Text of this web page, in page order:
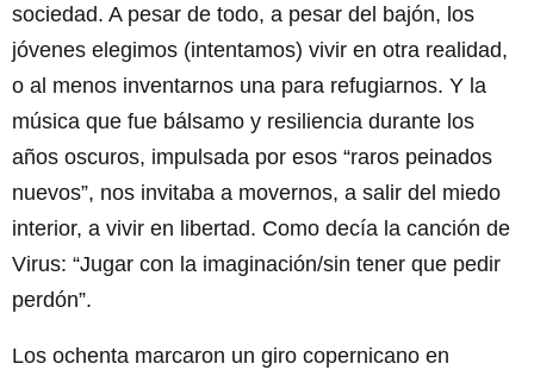
sociedad. A pesar de todo, a pesar del bajón, los
jóvenes elegimos (intentamos) vivir en otra realidad,
o al menos inventarnos una para refugiarnos. Y la
música que fue bálsamo y resiliencia durante los
años oscuros, impulsada por esos “raros peinados
nuevos”, nos invitaba a movernos, a salir del miedo
interior, a vivir en libertad. Como decía la canción de
Virus: “Jugar con la imaginación/sin tener que pedir
perdón”.
Los ochenta marcaron un giro copernicano en